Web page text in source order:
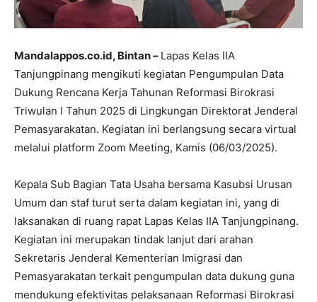
Mandalappos.co.id, Bintan – Lapas Kelas IIA
Tanjungpinang mengikuti kegiatan Pengumpulan Data
Dukung Rencana Kerja Tahunan Reformasi Birokrasi
Triwulan I Tahun 2025 di Lingkungan Direktorat Jenderal
Pemasyarakatan. Kegiatan ini berlangsung secara virtual
melalui platform Zoom Meeting, Kamis (06/03/2025).
Kepala Sub Bagian Tata Usaha bersama Kasubsi Urusan
Umum dan staf turut serta dalam kegiatan ini, yang di
laksanakan di ruang rapat Lapas Kelas IIA Tanjungpinang.
Kegiatan ini merupakan tindak lanjut dari arahan
Sekretaris Jenderal Kementerian Imigrasi dan
Pemasyarakatan terkait pengumpulan data dukung guna
mendukung efektivitas pelaksanaan Reformasi Birokrasi